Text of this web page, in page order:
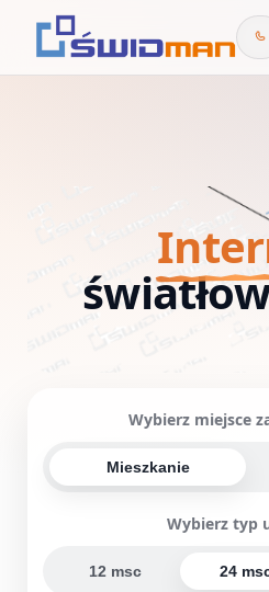
Wybierz miejsce
Mieszkanie
Wybierz typ
12 msc 24